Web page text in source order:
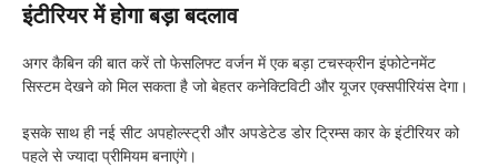
इंटीरियर में होगा बड़ा बदलाव
अगर कैबिन की बात करें तो फेसलिफ्ट वर्जन में एक बड़ा टचस्क्रीन इंफोटेनमेंट
सिस्टम देखने को मिल सकता है जो बेहतर कनेक्टिविटी और यूजर एक्सपीरियंस देगा।
इसके साथ ही नई सीट अपहोल्स्ट्री और अपडेटेड डोर ट्रिम्स कार के इंटीरियर को
पहले से ज्यादा प्रीमियम बनाएंगे।